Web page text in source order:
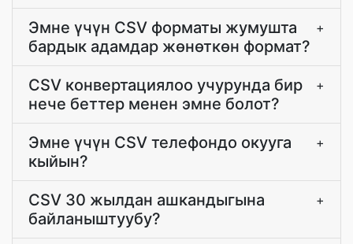
Эмне үчүн CSV форматы жумушта
бардык адамдар жөнөткөн формат?
+
CSV конвертациялоо учурунда бир
нече беттер менен эмне болот?
+
Эмне үчүн CSV телефондо окууга
кыйын?
+
CSV 30 жылдан ашкандыгына
байланыштуубу?
+